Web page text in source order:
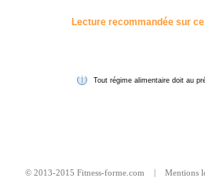
Lecture recommandée sur
Tout régime alimentaire doit au
© 2013-2015 Fitness-forme.com | Mentions